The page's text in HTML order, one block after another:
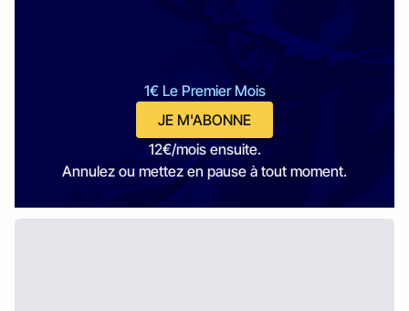
1€ Le Premier Mois
JE M'ABONNE
12€/mois ensuite.
Annulez ou mettez en pause à tout moment.